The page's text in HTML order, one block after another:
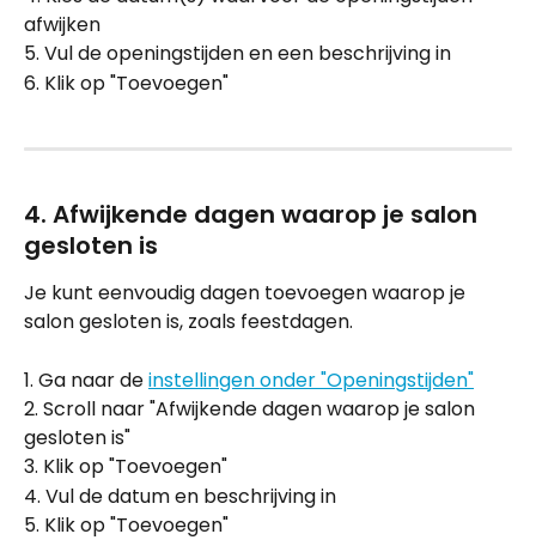
afwijken
5. Vul de openingstijden en een beschrijving in
6. Klik op "Toevoegen"
4. Afwijkende dagen waarop je salon
gesloten is
Je kunt eenvoudig dagen toevoegen waarop je
salon gesloten is, zoals feestdagen.
1. Ga naar de instellingen onder "Openingstijden"
2. Scroll naar "Afwijkende dagen waarop je salon
gesloten is"
3. Klik op "Toevoegen"
4. Vul de datum en beschrijving in
5. Klik op "Toevoegen"